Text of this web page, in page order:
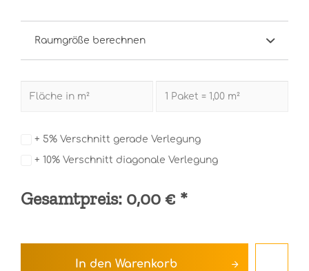
Raumgröße berechnen
+ 5% Verschnitt gerade Verlegung
+ 10% Verschnitt diagonale Verlegung
Gesamtpreis: 0,00 € *
In den Warenkorb